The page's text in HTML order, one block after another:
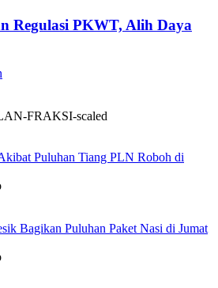
Regulasi PKWT, Alih Daya
Puluhan Tiang PLN Roboh di
Bagikan Puluhan Paket Nasi di Jumat